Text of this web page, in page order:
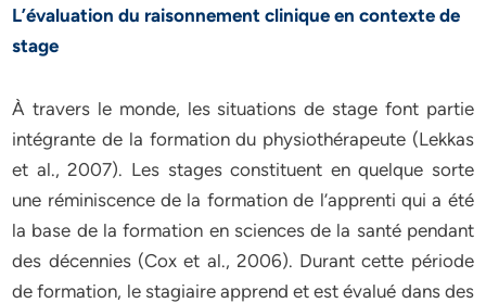
L’évaluation du raisonnement clinique en contexte de
stage
À travers le monde, les situations de stage font partie
intégrante de la formation du physiothérapeute (Lekkas
et al., 2007). Les stages constituent en quelque sorte
une réminiscence de la formation de l’apprenti qui a été
la base de la formation en sciences de la santé pendant
des décennies (Cox et al., 2006). Durant cette période
de formation, le stagiaire apprend et est évalué dans des